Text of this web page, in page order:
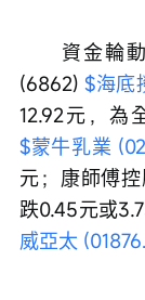
資金輪動
(6862) $海底
12.92元，為
$蒙牛乳業
元；康師傅
跌0.45元或
威亞太